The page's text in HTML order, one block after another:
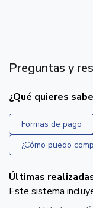
Preguntas y
¿Qué quieres
Formas de pago
¿Cómo puedo
Últimas
Este sistema